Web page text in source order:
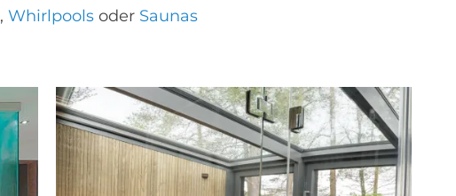
, Whirlpools oder Saunas